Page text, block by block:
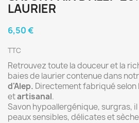
LAURIER
6,50 €
TTC
Retrouvez toute la douceur et la
baies de laurier contenue dans
d'Alep. Directement fabriqué
etartisanal.
Savon hypoallergénique, surgras,
peaux sensibles, délicates et